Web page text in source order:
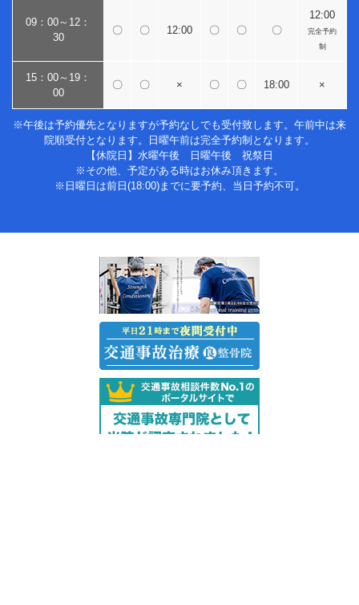
09：00～12：
30
〇 〇 12:00 〇 〇 〇
12:00
完全予約
制
15：00～19：
00
〇 〇 × 〇 〇 18:00 ×
※午後は予約優先となりますが予約なしでも受付致します。午前中は来
院順受付となります。日曜午前は完全予約制となります。
【休院日】水曜午後 日曜午後 祝祭日
※その他、予定がある時はお休み頂きます。
※日曜日は前日(18:00)までに要予約、当日予約不可。